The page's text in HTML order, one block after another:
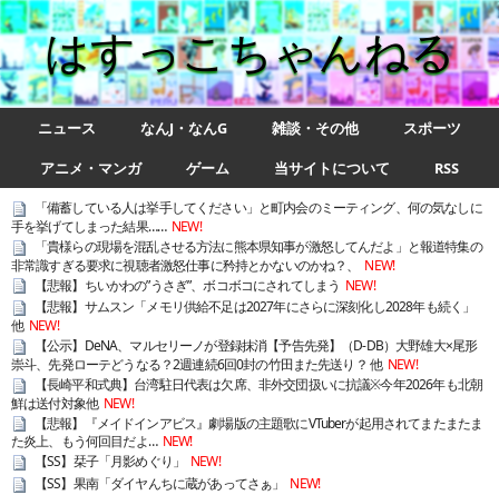
はすっこちゃんねる
ニュース なんJ・なんG 雑談・その他
スポーツ
アニメ・マンガ
ゲーム 当サイトについて RSS
「備蓄している人は挙手してください」と町内会のミーティング、何の気なしに
手を挙げてしまった結果…… NEW!
「貴様らの現場を混乱させる方法に熊本県知事が激怒してんだよ」と報道特集の
非常識すぎる要求に視聴者激怒仕事に矜持とかないのかね？、
NEW!
【悲報】ちいかわの”うさぎ”、ボコボコにされてしまう NEW!
【悲報】サムスン「メモリ供給不足は2027年にさらに深刻化し2028年も続く」
他 NEW!
【公示】DeNA、マルセリーノが登録抹消【予告先発】（D-DB）大野雄大×尾形
崇斗、先発ローテどうなる？2週連続6回0封の竹田また先送り？ 他 NEW!
【長崎平和式典】台湾駐日代表は欠席、非外交団扱いに抗議※今年2026年も北朝
鮮は送付対象他 NEW!
【悲報】『メイドインアビス』劇場版の主題歌にVTuberが起用されてまたまたま
た炎上、もう何回目だよ… NEW!
【SS】栞子「月影めぐり」
NEW!
【SS】果南「ダイヤんちに蔵があってさぁ」
NEW!